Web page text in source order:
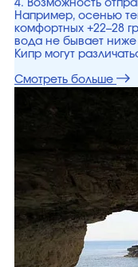
4. Возможность
Например, осенью
комфортных +22–28
вода не бывает
Кипр могут
Смотреть больше